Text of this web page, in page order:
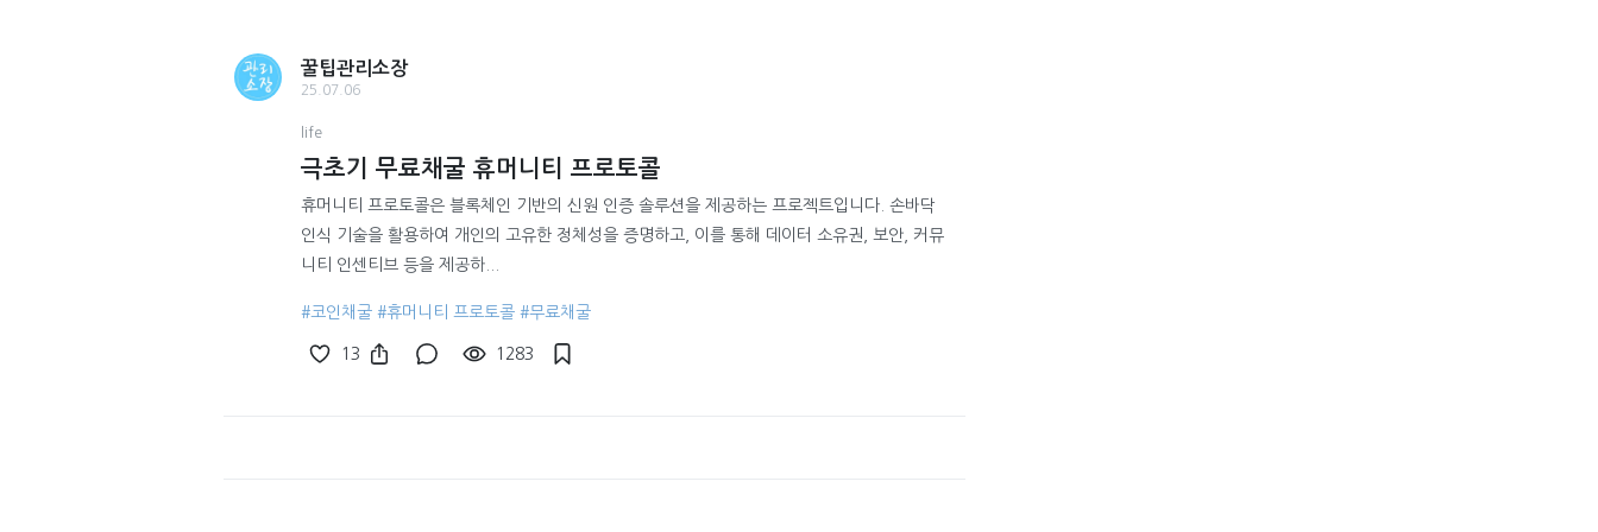
꿀팁관리소장
25.07.06
life
극초기 무료채굴 휴머니티 프로토콜
휴머니티 프로토콜은 블록체인 기반의 신원 인증 솔루션을 제공하는 프로젝트입니다. 손바닥
인식 기술을 활용하여 개인의 고유한 정체성을 증명하고, 이를 통해 데이터 소유권, 보안, 커뮤
니티 인센티브 등을 제공하...
#코인채굴 #휴머니티 프로토콜 #무료채굴
13 1283